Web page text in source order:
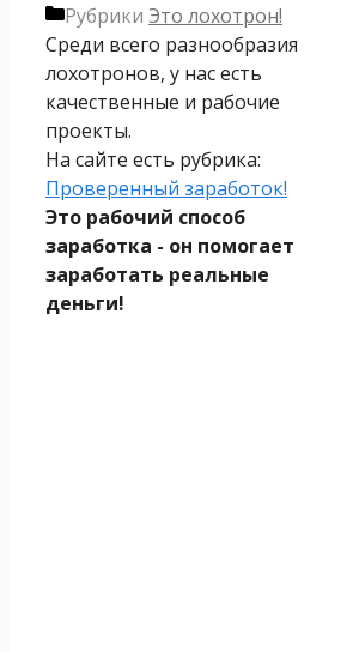
Рубрики Это лохотрон!
Среди всего разнообразия
лохотронов, у нас есть
качественные и рабочие
проекты.
На сайте есть рубрика:
Проверенный заработок!
Это рабочий способ
заработка - он помогает
заработать реальные
деньги!